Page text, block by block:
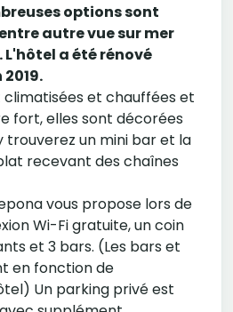
options sont
autre vue sur mer
a été rénové
climatisées et chauffées et
fort, elles sont décorées
trouverez un mini bar et la
recevant des chaînes
vous propose lors de
Wi-Fi gratuite, un coin
et 3 bars. (Les bars et
en fonction de
Un parking privé est